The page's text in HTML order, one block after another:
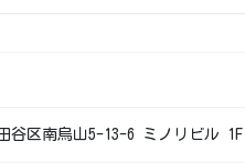
谷区南烏山5-13-6 ミノリビル 1F